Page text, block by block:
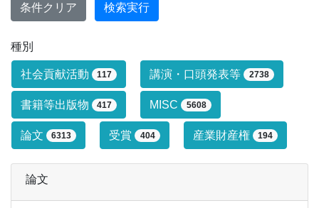
条件クリア 検索実行
種別
研究業績タイプによる絞り込み条件で
社会貢献活動 117 講演・口頭発表等 2738
書籍等出版物 417 MISC 5608
論文 6313 受賞 404 産業財産権 194
論文